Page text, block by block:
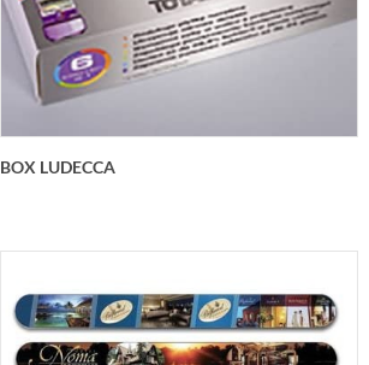
BOX LUDECCA